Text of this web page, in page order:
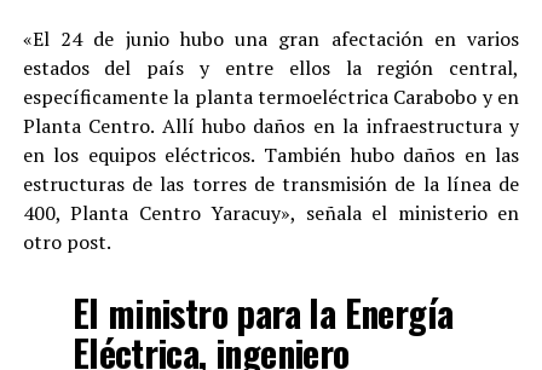
«El 24 de junio hubo una gran afectación en varios
estados del país y entre ellos la región central,
específicamente la planta termoeléctrica Carabobo y en
Planta Centro. Allí hubo daños en la infraestructura y
en los equipos eléctricos. También hubo daños en las
estructuras de las torres de transmisión de la línea de
400, Planta Centro Yaracuy», señala el ministerio en
otro post.
El ministro para la Energía
Eléctrica, ingeniero